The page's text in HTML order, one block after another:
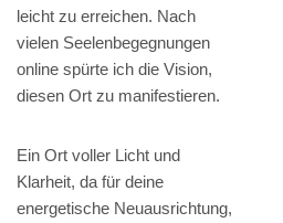
leicht zu erreichen. Nach
vielen Seelenbegegnungen
online spürte ich die Vision,
diesen Ort zu manifestieren.
Ein Ort voller Licht und
Klarheit, da für deine
energetische Neuausrichtung,